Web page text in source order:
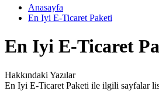
Anasayfa
En Iyi E-Ticaret Paketi
En Iyi E-Ticaret
Hakkındaki Yazılar
En Iyi E-Ticaret Paketi ile ilgili sayfalar